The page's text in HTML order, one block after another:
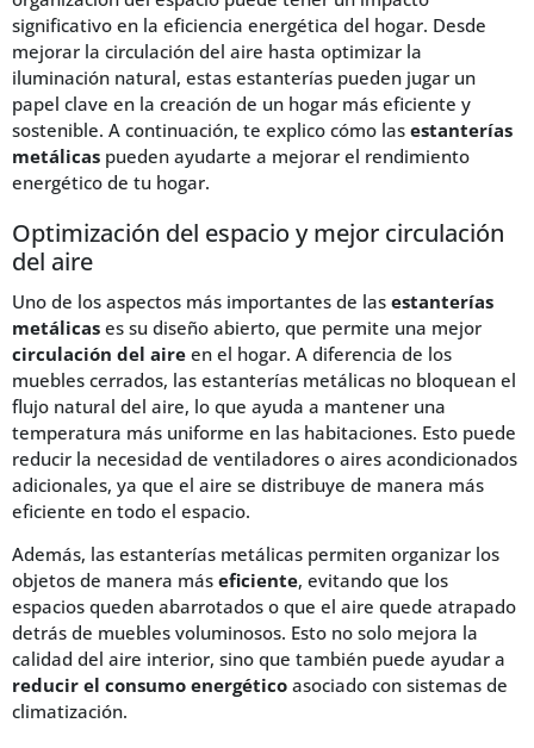
significativo en la eficiencia energética del hogar. Desde
mejorar la circulación del aire hasta optimizar la
iluminación natural, estas estanterías pueden jugar un
papel clave en la creación de un hogar más eficiente y
sostenible. A continuación, te explico cómo las estanterías
metálicas pueden ayudarte a mejorar el rendimiento
energético de tu hogar.
Optimización del espacio y mejor circulación
del aire
Uno de los aspectos más importantes de las estanterías
metálicas es su diseño abierto, que permite una mejor
circulación del aire en el hogar. A diferencia de los
muebles cerrados, las estanterías metálicas no bloquean el
flujo natural del aire, lo que ayuda a mantener una
temperatura más uniforme en las habitaciones. Esto puede
reducir la necesidad de ventiladores o aires acondicionados
adicionales, ya que el aire se distribuye de manera más
eficiente en todo el espacio.
Además, las estanterías metálicas permiten organizar los
objetos de manera más eficiente, evitando que los
espacios queden abarrotados o que el aire quede atrapado
detrás de muebles voluminosos. Esto no solo mejora la
calidad del aire interior, sino que también puede ayudar a
reducir el consumo energético asociado con sistemas de
climatización.